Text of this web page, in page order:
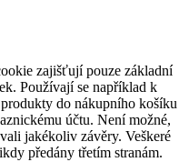
zajišťují pouze základní
Používají se například k
do nákupního košíku
účtu. Není možné,
jakékoliv závěry. Veškeré
předány třetím stranám.